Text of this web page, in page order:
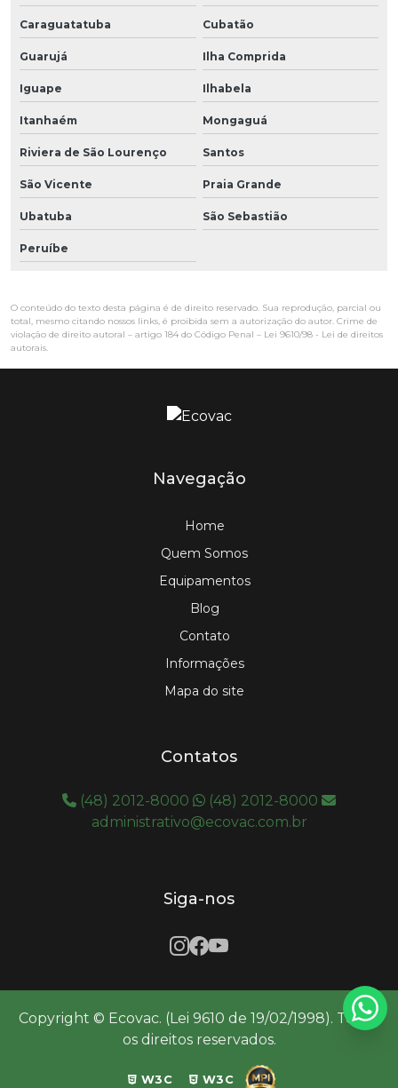
Caraguatatuba Cubatão
Guarujá Ilha Comprida
Iguape Ilhabela
Itanhaém Mongaguá
Riviera de São Lourenço Santos
São Vicente Praia Grande
Ubatuba São Sebastião
Peruíbe
O conteúdo do texto desta página é de direito reservado. Sua reprodução, parcial ou
total, mesmo citando nossos links, é proibida sem a autorização do autor. Crime de
violação de direito autoral – artigo 184 do Código Penal – Lei 9610/98 - Lei de direitos
autorais.
Navegação
Home
Quem Somos
Equipamentos
Blog
Contato
Informações
Mapa do site
Contatos
(48) 2012-8000
(48) 2012-8000
administrativo@ecovac.com.br
Siga-nos
Copyright © Ecovac. (Lei 9610 de 19/02/1998). Todos
os direitos reservados.
W3C W3C